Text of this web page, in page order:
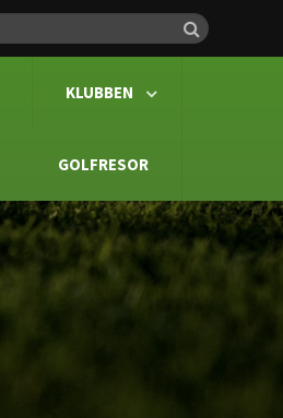

KLUBBEN 
GOLFRESOR